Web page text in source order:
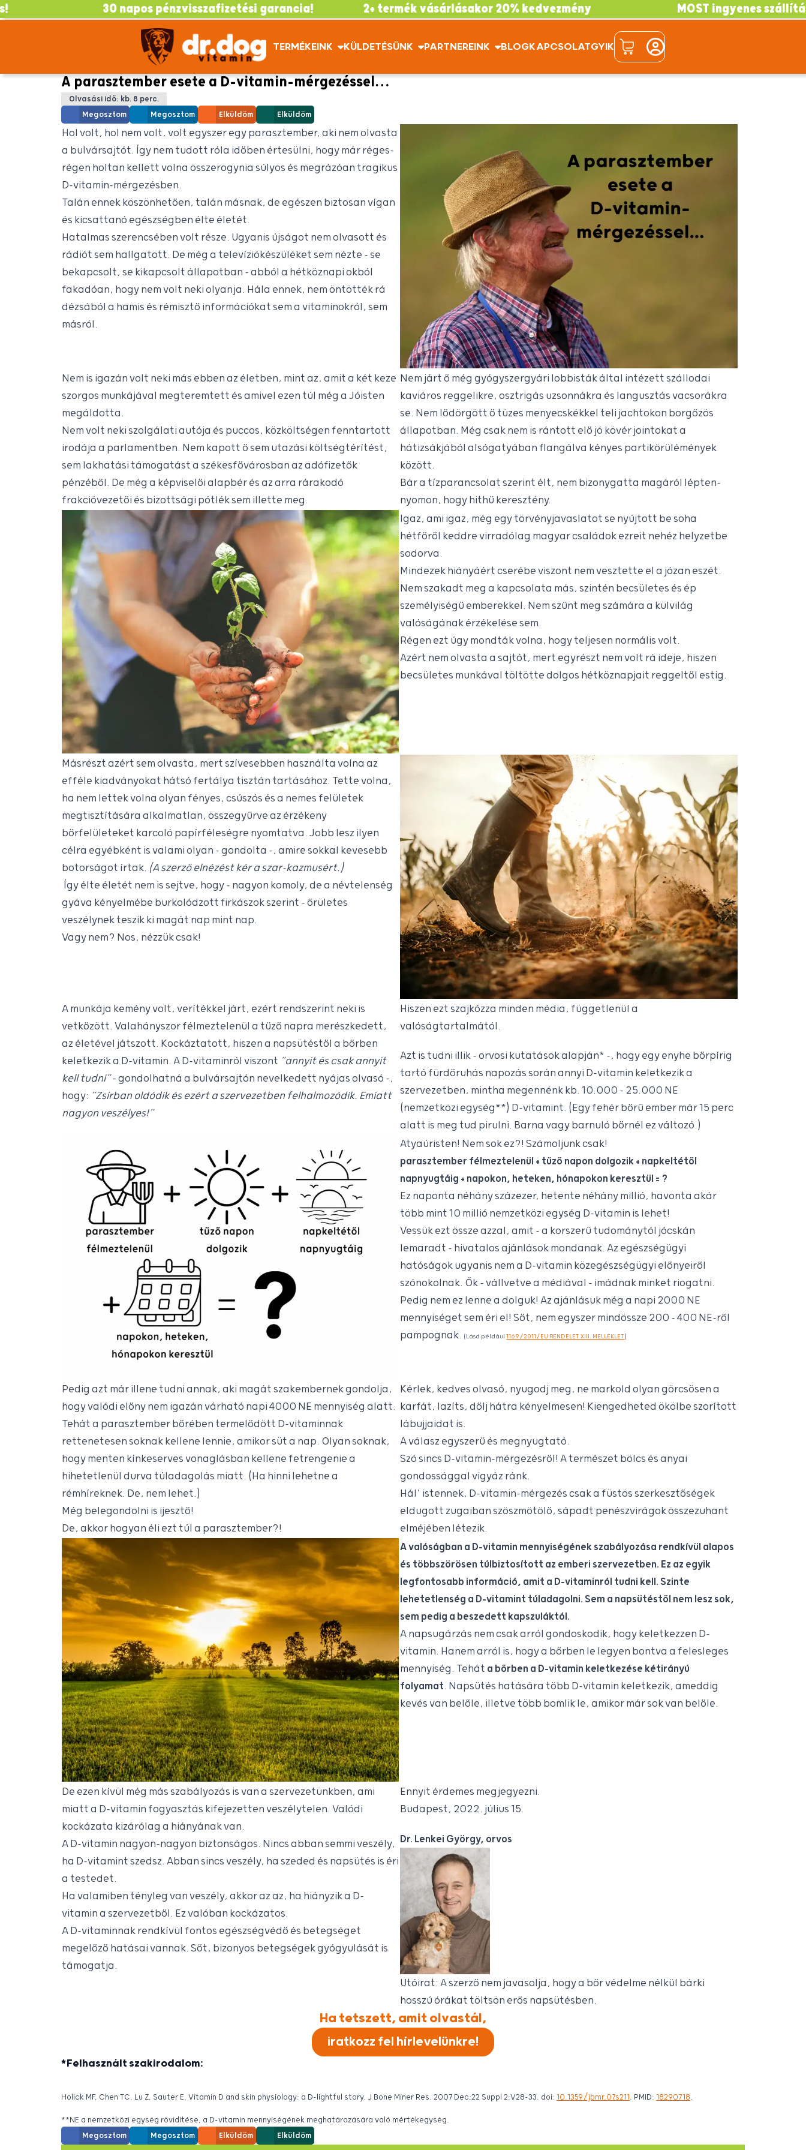
TERMÉKEINK KÜLDETÉSÜNK PARTNEREINK BLOGKAPCSOLATGYIK
30 napos pénzvisszafizetési garancia! 2+ termék vásárlásakor 20% kedvezmény MOST ingyenes szállítás!
A parasztember esete a D-vitamin-mérgezéssel…
Olvasási idő: kb. 8 perc.
Megosztom
Megosztom Elküldöm Elküldöm
Hol volt, hol nem volt, volt egyszer egy parasztember, aki nem olvasta
a bulvársajtót. Így nem tudott róla időben értesülni, hogy már réges-
régen holtan kellett volna összerogynia súlyos és megrázóan tragikus
D-vitamin-mérgezésben.
Talán ennek köszönhetően, talán másnak, de egészen biztosan vígan
és kicsattanó egészségben élte életét.
Hatalmas szerencsében volt része. Ugyanis újságot nem olvasott és
rádiót sem hallgatott. De még a televíziókészüléket sem nézte – se
bekapcsolt, se kikapcsolt állapotban – abból a hétköznapi okból
fakadóan, hogy nem volt neki olyanja. Hála ennek, nem öntötték rá
dézsából a hamis és rémisztő információkat sem a vitaminokról, sem
másról.
Nem is igazán volt neki más ebben az életben, mint az, amit a két keze
szorgos munkájával megteremtett és amivel ezen túl még a Jóisten
megáldotta.
Nem volt neki szolgálati autója és puccos, közköltségen fenntartott
irodája a parlamentben. Nem kapott ő sem utazási költségtérítést,
sem lakhatási támogatást a székesfővárosban az adófizetők
pénzéből. De még a képviselői alapbér és az arra rárakodó
frakcióvezetői és bizottsági pótlék sem illette meg.
Nem járt ő még gyógyszergyári lobbisták által intézett szállodai
kaviáros reggelikre, osztrigás uzsonnákra és langusztás vacsorákra
se. Nem lődörgött ő tüzes menyecskékkel teli jachtokon borgőzös
állapotban. Még csak nem is rántott elő jó kövér jointokat a
hátizsákjából alsógatyában flangálva kényes partikörülémények
között.
Bár a tízparancsolat szerint élt, nem bizonygatta magáról lépten-
nyomon, hogy hithű keresztény.
Igaz, ami igaz, még egy törvényjavaslatot se nyújtott be soha
hétfőről keddre virradólag magyar családok ezreit nehéz helyzetbe
sodorva.
Mindezek hiányáért cserébe viszont nem vesztette el a józan eszét.
Nem szakadt meg a kapcsolata más, szintén becsületes és ép
személyiségű emberekkel. Nem szűnt meg számára a külvilág
valóságának érzékelése sem.
Régen ezt úgy mondták volna, hogy teljesen normális volt.
Azért nem olvasta a sajtót, mert egyrészt nem volt rá ideje, hiszen
becsületes munkával töltötte dolgos hétköznapjait reggeltől estig.
Másrészt azért sem olvasta, mert szívesebben használta volna az
efféle kiadványokat hátsó fertálya tisztán tartásához. Tette volna,
ha nem lettek volna olyan fényes, csúszós és a nemes felületek
megtisztítására alkalmatlan, összegyűrve az érzékeny
bőrfelületeket karcoló papírféleségre nyomtatva. Jobb lesz ilyen
célra egyébként is valami olyan – gondolta –, amire sokkal kevesebb
botorságot írtak. (A szerző elnézést kér a szar-kazmusért.)
Így élte életét nem is sejtve, hogy – nagyon komoly, de a névtelenség
gyáva kényelmébe burkolódzott firkászok szerint – őrületes
veszélynek teszik ki magát nap mint nap.
Vagy nem? Nos, nézzük csak!
A munkája kemény volt, verítékkel járt, ezért rendszerint neki is
vetkőzött. Valahányszor félmeztelenül a tűző napra merészkedett,
az életével játszott. Kockáztatott, hiszen a napsütéstől a bőrben
keletkezik a D-vitamin. A D-vitaminról viszont “annyit és csak annyit
kell tudni”– gondolhatná a bulvársajtón nevelkedett nyájas olvasó –,
hogy: “Zsírban oldódik és ezért a szervezetben felhalmozódik. Emiatt
nagyon veszélyes!”
Hiszen ezt szajkózza minden média, függetlenül a
valóságtartalmától.
Azt is tudni illik – orvosi kutatások alapján* –, hogy egy enyhe bőrpírig
tartó fürdőruhás napozás során annyi D-vitamin keletkezik a
szervezetben, mintha megennénk kb. 10.000 - 25.000 NE
(nemzetközi egység**) D-vitamint. (Egy fehér bőrű ember már 15 perc
alatt is meg tud pirulni. Barna vagy barnuló bőrnél ez változó.)
Atyaúristen! Nem sok ez?! Számoljunk csak!
parasztember félmeztelenül + tűző napon dolgozik + napkeltétől
napnyugtáig + napokon, heteken, hónapokon keresztül = ?
Ez naponta néhány százezer, hetente néhány millió, havonta akár
több mint 10 millió nemzetközi egység D-vitamin is lehet!
Vessük ezt össze azzal, amit – a korszerű tudománytól jócskán
lemaradt – hivatalos ajánlások mondanak. Az egészségügyi
hatóságok ugyanis nem a D-vitamin közegészségügyi előnyeiről
szónokolnak. Ők – vállvetve a médiával – imádnak minket riogatni.
Pedig nem ez lenne a dolguk! Az ajánlásuk még a napi 2000 NE
mennyiséget sem éri el! Sőt, nem egyszer mindössze 200 - 400 NE-ről
pampognak. (Lásd például1169/2011/EU RENDELET XIII. MELLÉKLET)
Pedig azt már illene tudni annak, aki magát szakembernek gondolja,
hogy valódi előny nem igazán várható napi 4000 NE mennyiség alatt.
Tehát a parasztember bőrében termelődött D-vitaminnak
rettenetesen soknak kellene lennie, amikor süt a nap. Olyan soknak,
hogy menten kínkeserves vonaglásban kellene fetrengenie a
hihetetlenül durva túladagolás miatt. (Ha hinni lehetne a
rémhíreknek. De, nem lehet.)
Még belegondolni is ijesztő!
De, akkor hogyan éli ezt túl a parasztember?!
Kérlek, kedves olvasó, nyugodj meg, ne markold olyan görcsösen a
karfát, lazíts, dőlj hátra kényelmesen! Kiengedheted ökölbe szorított
lábujjaidat is.
A válasz egyszerű és megnyugtató.
Szó sincs D-vitamin-mérgezésről! A természet bölcs és anyai
gondossággal vigyáz ránk.
Hál’ istennek, D-vitamin-mérgezés csak a füstös szerkesztőségek
eldugott zugaiban szöszmötölő, sápadt penészvirágok összezuhant
elméjében létezik.
A valóságban a D-vitamin mennyiségének szabályozása rendkívül alapos
és többszörösen túlbiztosított az emberi szervezetben. Ez az egyik
legfontosabb információ, amit a D-vitaminról tudni kell. Szinte
lehetetlenség a D-vitamint túladagolni. Sem a napsütéstől nem lesz sok,
sem pedig a beszedett kapszuláktól.
A napsugárzás nem csak arról gondoskodik, hogy keletkezzen D-
vitamin. Hanem arról is, hogy a bőrben le legyen bontva a felesleges
mennyiség. Tehát a bőrben a D-vitamin keletkezése kétirányú
folyamat. Napsütés hatására több D-vitamin keletkezik, ameddig
kevés van belőle, illetve több bomlik le, amikor már sok van belőle.
De ezen kívül még más szabályozás is van a szervezetünkben, ami
miatt a D-vitamin fogyasztás kifejezetten veszélytelen. Valódi
kockázata kizárólag a hiányának van.
A D-vitamin nagyon-nagyon biztonságos. Nincs abban semmi veszély,
ha D-vitamint szedsz. Abban sincs veszély, ha szeded és napsütés is éri
a testedet.
Ha valamiben tényleg van veszély, akkor az az, ha hiányzik a D-
vitamin a szervezetből. Ez valóban kockázatos.
A D-vitaminnak rendkívül fontos egészségvédő és betegséget
megelőző hatásai vannak. Sőt, bizonyos betegségek gyógyulását is
támogatja.
Ennyit érdemes megjegyezni.
Budapest, 2022. július 15.
Dr. Lenkei György, orvos
Utóirat: A szerző nem javasolja, hogy a bőr védelme nélkül bárki
hosszú órákat töltsön erős napsütésben.
Ha tetszett, amit olvastál,
iratkozz fel hírlevelünkre!
*Felhasznált szakirodalom:
Holick MF, Chen TC, Lu Z, Sauter E. Vitamin D and skin physiology: a D-lightful story. J Bone Miner Res. 2007 Dec;22 Suppl 2:V28-33. doi: 10.1359/jbmr.07s211. PMID: 18290718.
**NE a nemzetközi egység rövidítése, a D-vitamin mennyiségének meghatározására való mértékegység.
Megosztom
Megosztom Elküldöm Elküldöm